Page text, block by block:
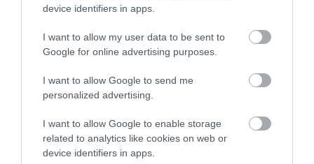
device identifiers in apps.
I want to allow my user data to be sent to
Google for online advertising purposes.
I want to allow Google to send me
personalized advertising.
I want to allow Google to enable storage
related to analytics like cookies on web or
device identifiers in apps.